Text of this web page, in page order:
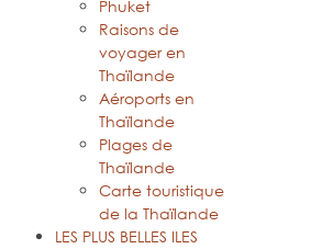
Phuket
Raisons de
voyager en
Thaïlande
Aéroports en
Thaïlande
Plages de
Thaïlande
Carte touristique
de la Thaïlande
LES PLUS BELLES ILES